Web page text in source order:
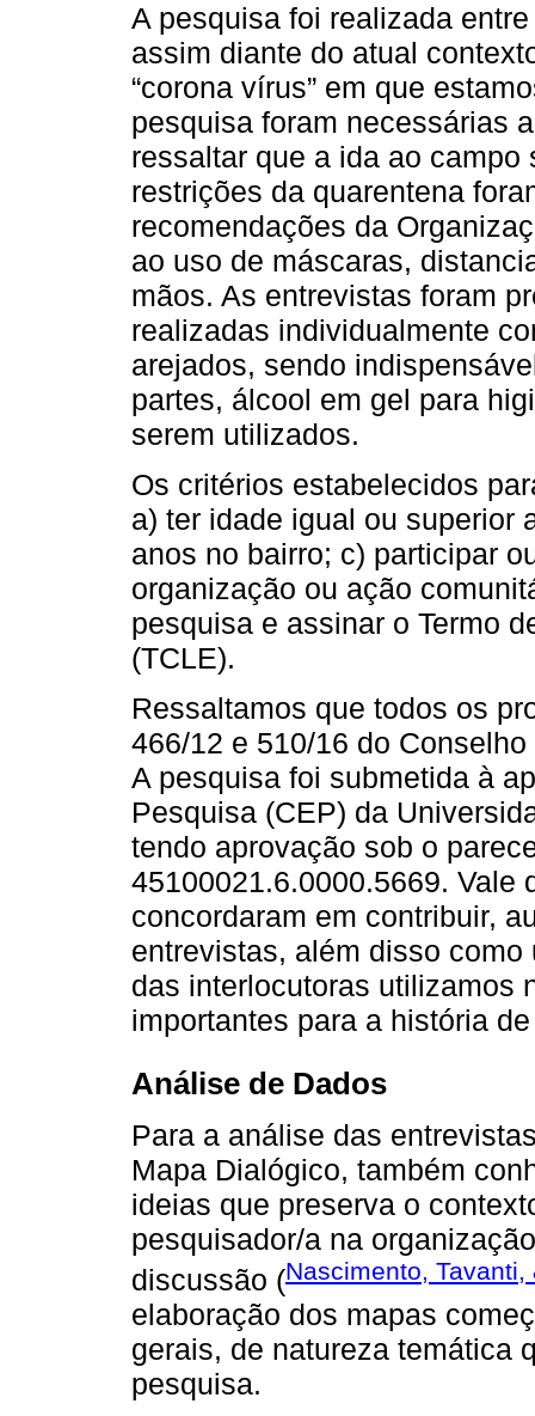
A pesquisa foi realizada
assim diante do atual
“corona vírus” em que
pesquisa foram necessárias
ressaltar que a ida ao
restrições da quarentena
recomendações da
ao uso de máscaras,
mãos. As entrevistas foram
realizadas individualmente
arejados, sendo
partes, álcool em gel para
serem utilizados.
Os critérios estabelecidos
a) ter idade igual ou superior
anos no bairro; c) participar
organização ou ação
pesquisa e assinar o Termo
(TCLE).
Ressaltamos que todos os
466/12 e 510/16 do
A pesquisa foi submetida à
Pesquisa (CEP) da
tendo aprovação sob o
45100021.6.0000.5669. Vale
concordaram em contribuir,
entrevistas, além disso
das interlocutoras utilizamos
importantes para a história
Análise de Dados
Para a análise das
Mapa Dialógico, também
ideias que preserva o
pesquisador/a na
discussão (Nascimento,
elaboração dos mapas
gerais, de natureza temática
pesquisa.